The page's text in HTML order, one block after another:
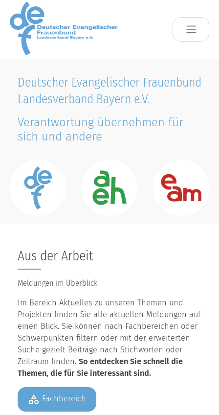
Skip to main content
Deutscher Evangelischer Frauenbund
Landesverband Bayern e.V.
Verantwortung übernehmen für
sich und andere
Aus der Arbeit
Meldungen im Überblick
Im Bereich Aktuelles zu unseren Themen und
Projekten finden Sie alle aktuellen Meldungen auf
einen Blick. Sie können nach Fachbereichen oder
Schwerpunkten filtern oder mit der erweiterten
Suche gezielt Beiträge nach Stichworten oder
Zeitraum finden. So entdecken Sie schnell die
Themen, die für Sie interessant sind.
Fachbereich